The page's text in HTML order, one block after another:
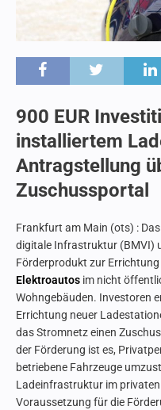
900 EUR
installiertem
Antragstellung
Zuschussportal
Frankfurt am Main (ots) :
digitale Infrastruktur (BMVI)
Förderprodukt zur Errichtung
Elektroautos im nicht
Wohngebäuden. Investoren
Errichtung neuer
das Stromnetz einen
der Förderung ist es,
betriebene Fahrzeuge
Ladeinfrastruktur im
Voraussetzung für die